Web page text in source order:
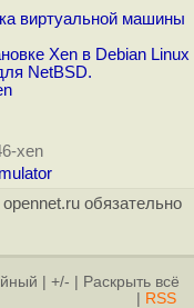
виртуальной машины
Xen в Debian Linux
NetBSD.
xen
обязательно
+/-
Раскрыть всё
RSS